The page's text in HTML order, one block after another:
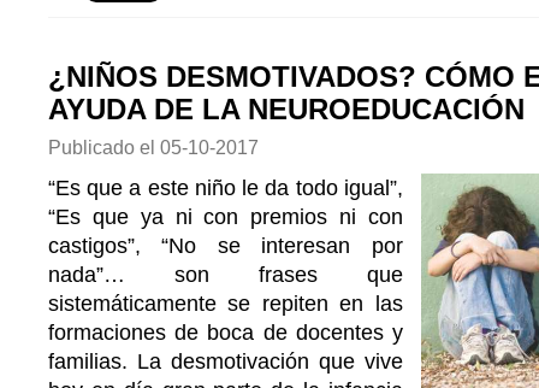
¿NIÑOS DESMOTIVADOS? CÓMO
AYUDA DE LA NEUROEDUCACIÓN
Publicado el 05-10-2017
“Es que a este niño le da todo igual”,
“Es que ya ni con premios ni con
castigos”, “No se interesan por
nada”… son frases que
sistemáticamente se repiten en las
formaciones de boca de docentes y
familias. La desmotivación que vive